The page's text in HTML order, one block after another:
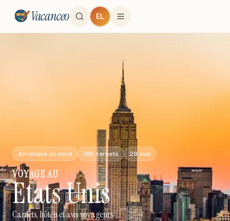
Vacanceo EL
Amerique du nord 185 carnets 28 avis
VOYAGEAU
Etats Unis
Carnets, hôtels et avis voyageurs